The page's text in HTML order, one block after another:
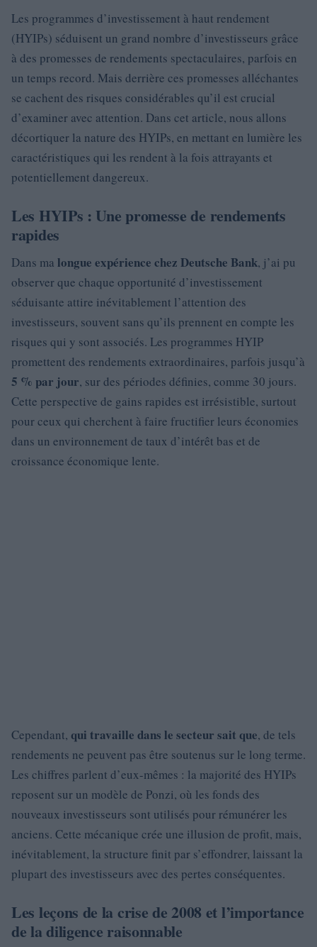
Les programmes d’investissement à haut rendement
(HYIPs) séduisent un grand nombre d’investisseurs grâce
à des promesses de rendements spectaculaires, parfois en
un temps record. Mais derrière ces promesses alléchantes
se cachent des risques considérables qu’il est crucial
d’examiner avec attention. Dans cet article, nous allons
décortiquer la nature des HYIPs, en mettant en lumière les
caractéristiques qui les rendent à la fois attrayants et
potentiellement dangereux.
Les HYIPs : Une promesse de rendements
rapides
Dans ma longue expérience chez Deutsche Bank, j’ai pu
observer que chaque opportunité d’investissement
séduisante attire inévitablement l’attention des
investisseurs, souvent sans qu’ils prennent en compte les
risques qui y sont associés. Les programmes HYIP
promettent des rendements extraordinaires, parfois jusqu’à
5 % par jour, sur des périodes définies, comme 30 jours.
Cette perspective de gains rapides est irrésistible, surtout
pour ceux qui cherchent à faire fructifier leurs économies
dans un environnement de taux d’intérêt bas et de
croissance économique lente.
Cependant, qui travaille dans le secteur sait que, de tels
rendements ne peuvent pas être soutenus sur le long terme.
Les chiffres parlent d’eux-mêmes : la majorité des HYIPs
reposent sur un modèle de Ponzi, où les fonds des
nouveaux investisseurs sont utilisés pour rémunérer les
anciens. Cette mécanique crée une illusion de profit, mais,
inévitablement, la structure finit par s’effondrer, laissant la
plupart des investisseurs avec des pertes conséquentes.
Les leçons de la crise de 2008 et l’importance
de la diligence raisonnable